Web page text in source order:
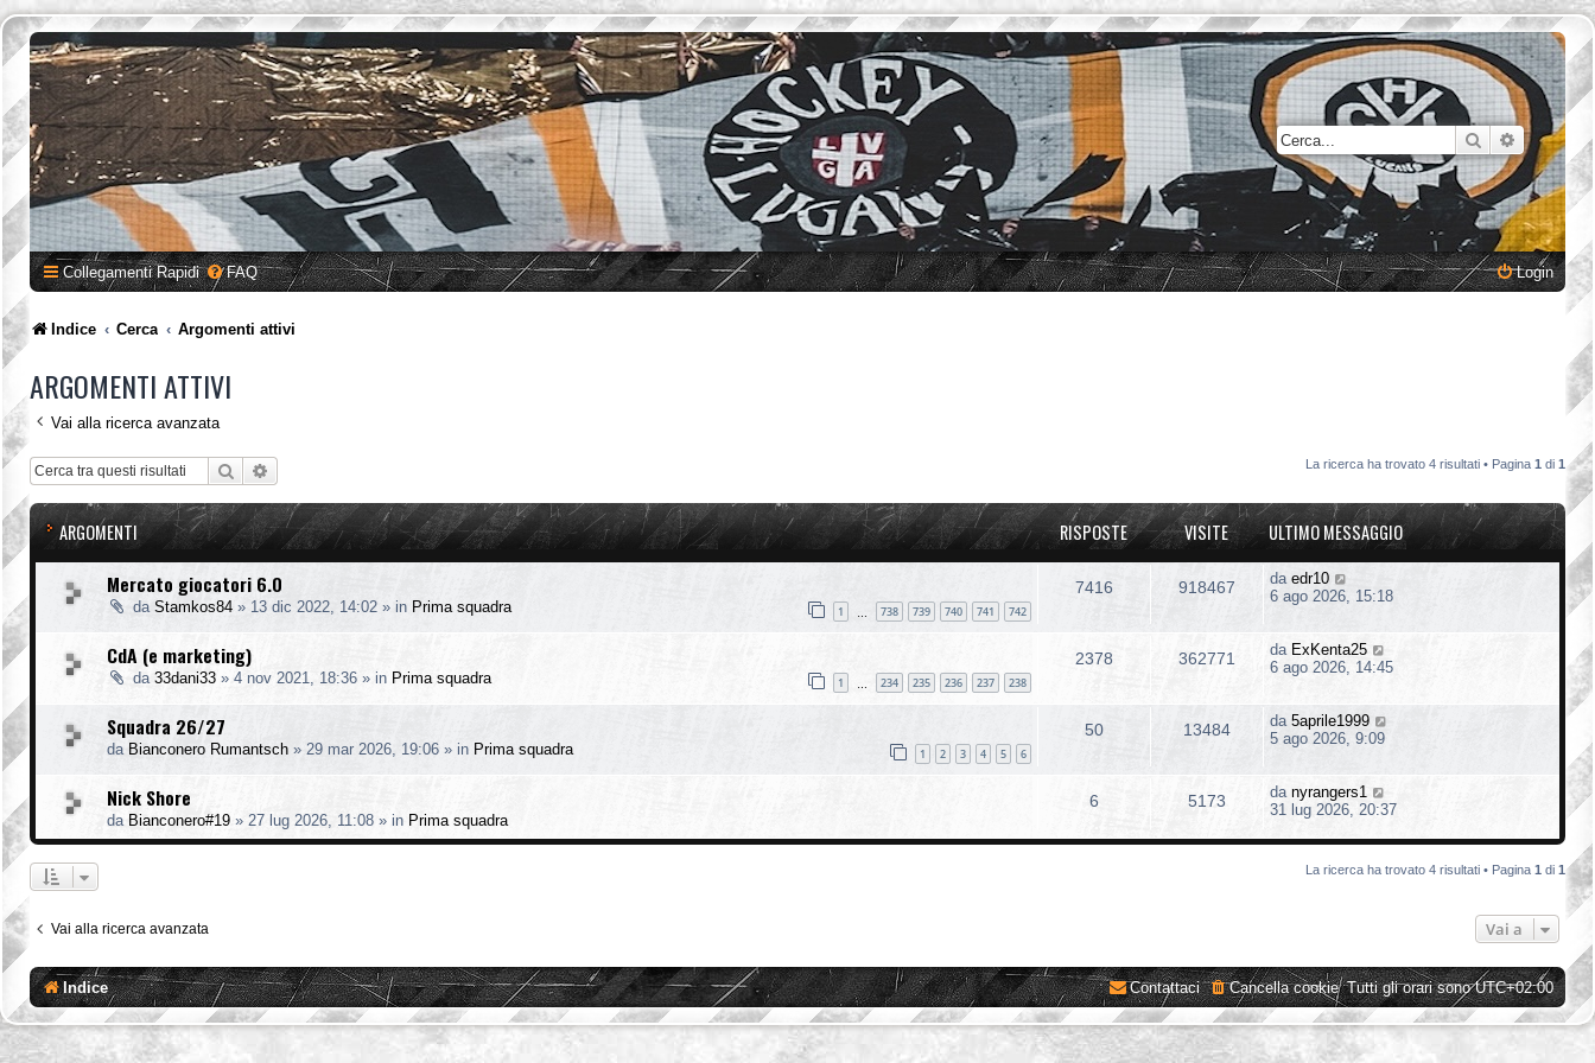
Cerca Ricerca
Collegamenti Rapidi FAQ Login
Indice Cerca Argomenti attivi
ARGOMENTI ATTIVI
Vai alla ricerca avanzata
Cerca La ricerca ha trovato 4 risultati • Pagina 1 di 1
ARGOMENTI RISPOSTE VISITE ULTIMO MESSAGGIO
Mercato giocatori 6.0
da Stamkos84 » 13 dic 2022, 14:02 » in Prima squadra 1 738 739 740 741 742
7416 918467 da edr10
6 ago 2026, 15:18
CdA (e marketing)
da 33dani33 » 4 nov 2021, 18:36 » in Prima squadra 1 234 235 236 237 238
2378 362771 da ExKenta25
6 ago 2026, 14:45
Squadra 26/27
da Bianconero Rumantsch » 29 mar 2026, 19:06 » in Prima squadra 1 2 3 4 5 6
50 13484 da 5aprile1999
5 ago 2026, 9:09
Nick Shore
da Bianconero#19 » 27 lug 2026, 11:08 » in Prima squadra
6 5173 da nyrangers1
31 lug 2026, 20:37
La ricerca ha trovato 4 risultati • Pagina 1 di 1
Vai alla ricerca avanzata Vai a
Indice Tutti gli orari sonoUTC+02:00
Cancella cookie
Contattaci